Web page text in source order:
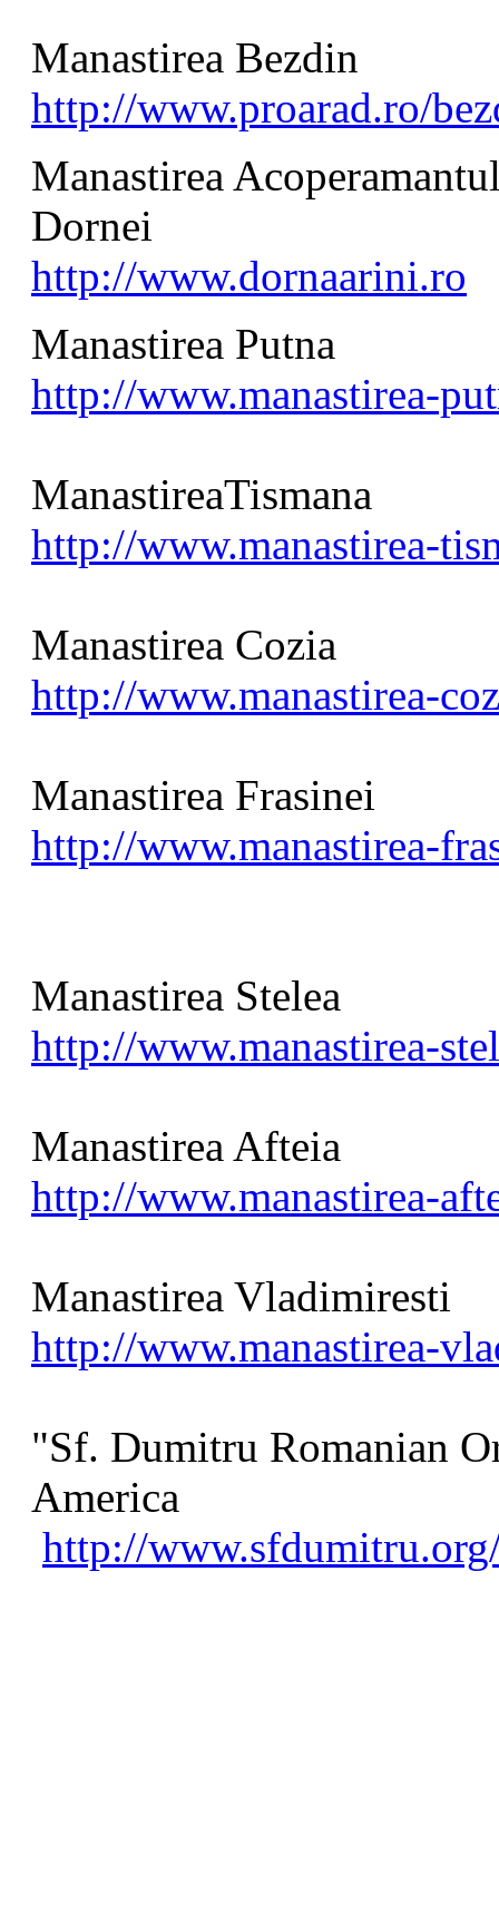
Manastirea Bezdin
http://www.proarad.ro/
Manastirea
Dornei
http://www.dornaarini.ro
Manastirea Putna
http://www.manastirea-
ManastireaTismana
http://www.manastirea-
Manastirea Cozia
http://www.manastirea-
Manastirea Frasinei
http://www.manastirea-
Manastirea Stelea
http://www.manastirea-
Manastirea Afteia
http://www.manastirea-
Manastirea Vladimiresti
http://www.manastirea-
"Sf. Dumitru Romanian
America
http://